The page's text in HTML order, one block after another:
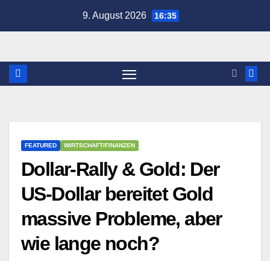
9. August 2026 16:35
FEATURED WIRTSCHAFT/FINANZEN
Dollar-Rally & Gold: Der
US-Dollar bereitet Gold
massive Probleme, aber
wie lange noch?